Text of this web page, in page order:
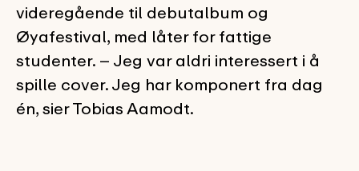
videregående til debutalbum og
Øyafestival, med låter for fattige
studenter. – Jeg var aldri interessert i å
spille cover. Jeg har komponert fra dag
én, sier Tobias Aamodt.